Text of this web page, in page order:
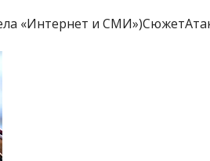
«Интернет и